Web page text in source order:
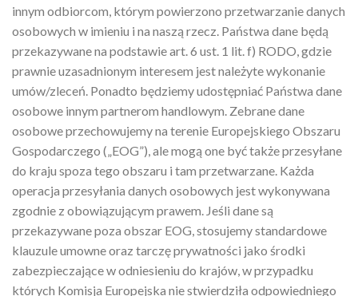
innym odbiorcom, którym powierzono przetwarzanie danych
osobowych w imieniu i na naszą rzecz. Państwa dane będą
przekazywane na podstawie art. 6 ust. 1 lit. f) RODO, gdzie
prawnie uzasadnionym interesem jest należyte wykonanie
umów/zleceń. Ponadto będziemy udostępniać Państwa dane
osobowe innym partnerom handlowym. Zebrane dane
osobowe przechowujemy na terenie Europejskiego Obszaru
Gospodarczego („EOG”), ale mogą one być także przesyłane
do kraju spoza tego obszaru i tam przetwarzane. Każda
operacja przesyłania danych osobowych jest wykonywana
zgodnie z obowiązującym prawem. Jeśli dane są
przekazywane poza obszar EOG, stosujemy standardowe
klauzule umowne oraz tarczę prywatności jako środki
zabezpieczające w odniesieniu do krajów, w przypadku
których Komisja Europejska nie stwierdziła odpowiedniego